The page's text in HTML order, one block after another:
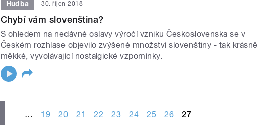
Hudba 30. říjen 2018
Chybí vám slovenština?
S ohledem na nedávné oslavy výročí vzniku Československa se v
Českém rozhlase objevilo zvýšené množství slovenštiny - tak krásně
měkké, vyvolávající nostalgické vzpomínky.
… 19 20 21 22 23 24 25 26 27